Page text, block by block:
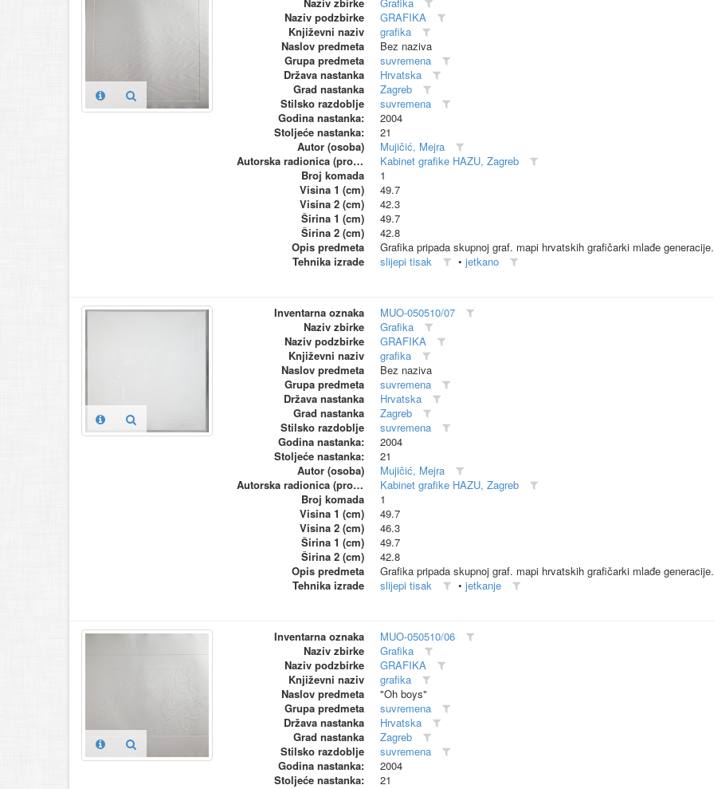
Naziv podzbirke
GRAFIKA
Književni naziv
grafika
Naslov predmeta
Bez naziva
Grupa predmeta
suvremena
Država nastanka
Hrvatska
Grad nastanka
Zagreb
Stilsko razdoblje
suvremena
Godina nastanka:
2004
Stoljeće nastanka:
21
Autor (osoba)
Mujičić, Mejra
Autorska radionica (proizvođač)
Kabinet grafike HAZU, Zagreb
Broj komada
1
Visina 1 (cm)
49.7
Visina 2 (cm)
42.3
Širina 1 (cm)
49.7
Širina 2 (cm)
42.8
Opis predmeta
Grafika pripada skupnoj graf. mapi hrvatskih grafičarki mlađe generacije.
Tehnika izrade
slijepi tisak • jetkano
Inventarna oznaka
MUO-050510/07
Naziv zbirke
Grafika
Naziv podzbirke
GRAFIKA
Književni naziv
grafika
Naslov predmeta
Bez naziva
Grupa predmeta
suvremena
Država nastanka
Hrvatska
Grad nastanka
Zagreb
Stilsko razdoblje
suvremena
Godina nastanka:
2004
Stoljeće nastanka:
21
Autor (osoba)
Mujičić, Mejra
Autorska radionica (proizvođač)
Kabinet grafike HAZU, Zagreb
Broj komada
1
Visina 1 (cm)
49.7
Visina 2 (cm)
46.3
Širina 1 (cm)
49.7
Širina 2 (cm)
42.8
Opis predmeta
Grafika pripada skupnoj graf. mapi hrvatskih grafičarki mlađe generacije.
Tehnika izrade
slijepi tisak • jetkanje
Inventarna oznaka
MUO-050510/06
Naziv zbirke
Grafika
Naziv podzbirke
GRAFIKA
Književni naziv
grafika
Naslov predmeta
"Oh boys"
Grupa predmeta
suvremena
Država nastanka
Hrvatska
Grad nastanka
Zagreb
Stilsko razdoblje
suvremena
Godina nastanka:
2004
Stoljeće nastanka:
21